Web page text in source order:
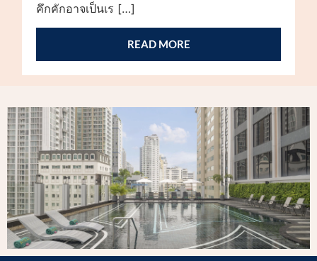
คึกคักอาจเป็นเร […]
READ MORE